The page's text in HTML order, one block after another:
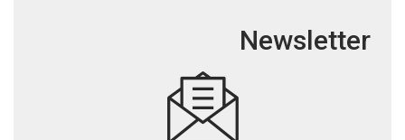
Newsletter